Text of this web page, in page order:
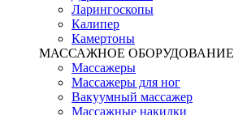
Ларингоскопы
Калипер
Камертоны
МАССАЖНОЕ ОБОРУДОВАНИЕ
Массажеры
Массажеры для ног
Вакуумный массажер
Массажные накидки